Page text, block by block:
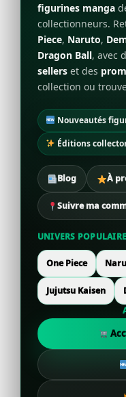
figurines manga
collectionneurs.
Piece, Naruto,
Dragon Ball, avec
sellers et des
collection ou
Nouveautés
Éditions
Blog À
Suivre ma
UNIVERS
One Piece
Jujutsu Kaisen